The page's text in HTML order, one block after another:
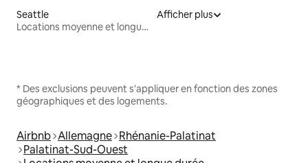
Seattle
Locations moyenne et longue durée
Afficher plus
* Des exclusions peuvent s'appliquer en fonction des zones
géographiques et des logements.
Airbnb Allemagne Rhénanie-Palatinat
Palatinat-Sud-Ouest